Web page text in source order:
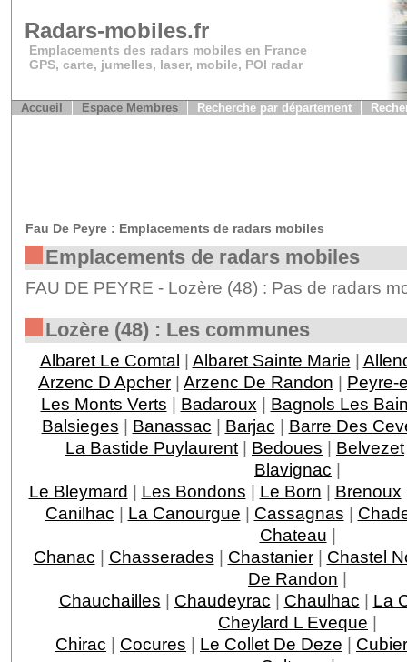
Radars-mobiles.fr
Emplacements des radars mobiles en France
GPS, carte, jumelles, laser, mobile, POI radar
Accueil Espace Membres Recherche par département
Fau De Peyre : Emplacements de radars mobiles
Emplacements de radars mobiles
FAU DE PEYRE - Lozère (48) : Pas de radars
Lozère (48) : Les communes
Albaret Le Comtal | Albaret Sainte Marie |
Arzenc D Apcher | Arzenc De Randon | Peyre-
Les Monts Verts | Badaroux | Bagnols Les
Balsieges | Banassac | Barjac | Barre Des
La Bastide Puylaurent | Bedoues | Belvezet
Blavignac |
Le Bleymard | Les Bondons | Le Born | Brenoux
Canilhac | La Canourgue | Cassagnas |
Chateau |
Chanac | Chasserades | Chastanier| Chastel
De Randon |
Chauchailles | Chaudeyrac | Chaulhac | La
Cheylard L Eveque |
Chirac | Cocures | Le Collet De Deze |